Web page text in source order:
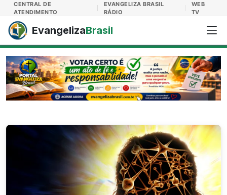
Evangeliza Brasil
CENTRAL DE
ATENDIMENTO
EVANGELIZA BRASIL
RÁDIO
WEB
TV
EvangelizaBrasil